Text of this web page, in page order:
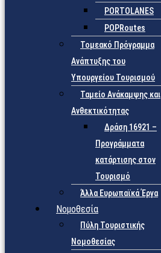
PORTOLANES
POPRoutes
Τομεακό Πρόγραμμα
Ανάπτυξης του
Υπουργείου Τουρισμού
Ταμείο Ανάκαμψης και
Ανθεκτικότητας
Δράση 16921 –
Προγράμματα
κατάρτισης στον
Τουρισμό
Άλλα Ευρωπαϊκά Έργα
Νομοθεσία
Πύλη Τουριστικής
Νομοθεσίας